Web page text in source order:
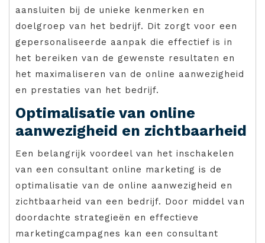
aansluiten bij de unieke kenmerken en
doelgroep van het bedrijf. Dit zorgt voor een
gepersonaliseerde aanpak die effectief is in
het bereiken van de gewenste resultaten en
het maximaliseren van de online aanwezigheid
en prestaties van het bedrijf.
Optimalisatie van online
aanwezigheid en zichtbaarheid
Een belangrijk voordeel van het inschakelen
van een consultant online marketing is de
optimalisatie van de online aanwezigheid en
zichtbaarheid van een bedrijf. Door middel van
doordachte strategieën en effectieve
marketingcampagnes kan een consultant